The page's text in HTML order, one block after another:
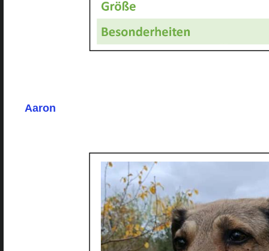
Aaron